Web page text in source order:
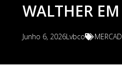
WALTHER
Junho 6, 2026Lvbco